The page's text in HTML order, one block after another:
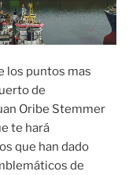
los puntos mas
de
Oribe Stemmer
te hará
que han dado
de